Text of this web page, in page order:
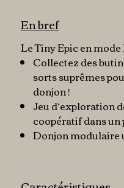
En bref
Le Tiny Epic en
Collectez des
sorts suprêmes
donjon !
Jeu d’exploration
coopératif dans
Donjon modulaire